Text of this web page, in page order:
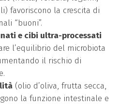
favoriscono la crescita di
“buoni”.
e cibi ultra-processati
l’equilibrio del microbiota
il rischio di
(olio d’oliva, frutta secca,
la funzione intestinale e